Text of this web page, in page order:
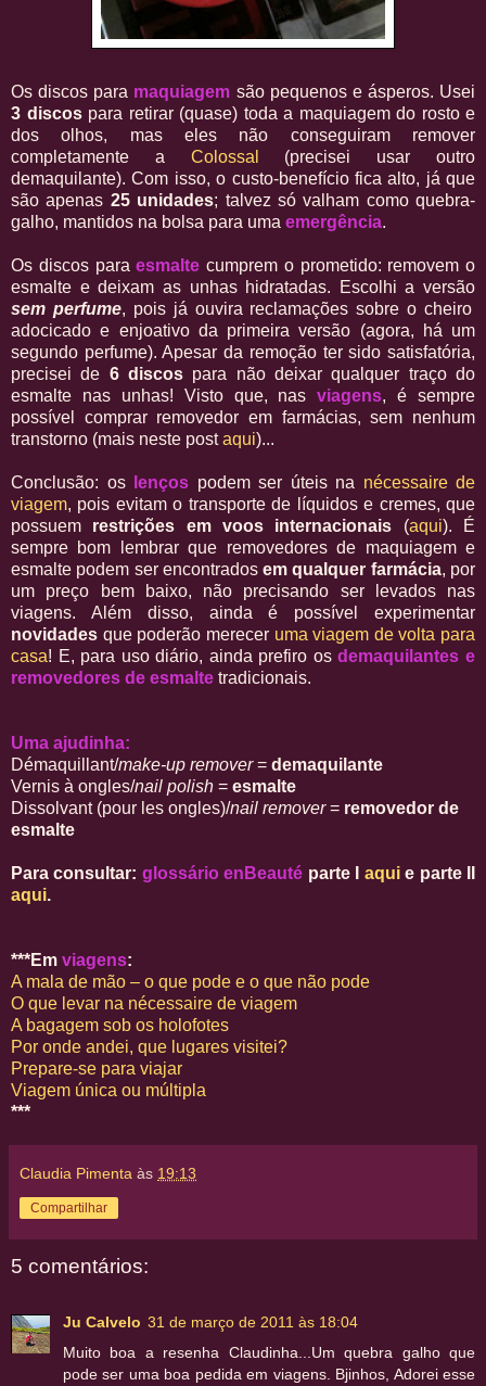
Os discos para maquiagem são pequenos e ásperos. Usei
3 discos para retirar (quase) toda a maquiagem do rosto e
dos olhos, mas eles não conseguiram remover
completamente a Colossal
(precisei usar outro
demaquilante). Com isso, o custo-benefício fica alto, já que
são apenas 25 unidades; talvez só valham como quebra-
galho, mantidos na bolsa para uma emergência.
Os discos paraesmalte cumprem o prometido: removem o
esmalte e deixam as unhas hidratadas. Escolhi a versão
sem perfume, pois já ouvira reclamações sobre o cheiro
adocicado e enjoativo da primeira versão (agora, há um
segundo perfume). Apesar da remoção ter sido satisfatória,
precisei de 6 discos para não deixar qualquer traço do
esmalte nas unhas! Visto que, nasviagens, é sempre
possível comprar removedor em farmácias, sem nenhum
transtorno (mais neste postaqui)...
Conclusão: os lenços podem ser úteis na nécessaire de
viagem, pois evitam o transporte de líquidos e cremes, que
possuem restrições em voos internacionais (aqui). É
sempre bom lembrar que removedores de maquiagem e
esmalte podem ser encontradosem qualquer farmácia, por
um preço bem baixo, não precisando ser levados nas
viagens. Além disso, ainda é possível experimentar
novidades que poderão merecer uma viagem de volta para
casa! E, para uso diário, ainda prefiro osdemaquilantes e
removedores de esmalte tradicionais.
Uma ajudinha:
Démaquillant/make-up remover= demaquilante
Vernis à ongles/nail polish = esmalte
Dissolvant (pour les ongles)/nail remover= removedor de
esmalte
Para consultar: glossário enBeauté parte I aquie parte II
aqui.
***Em viagens:
A mala de mão – o que pode e o que não pode
O que levar na nécessaire de viagem
A bagagem sob os holofotes
Por onde andei, que lugares visitei?
Prepare-se para viajar
Viagem única ou múltipla
***
Claudia Pimenta às 19:13
Compartilhar
5 comentários:
Ju Calvelo 31 de março de 2011 às 18:04
Muito boa a resenha Claudinha...Um quebra galho que
pode ser uma boa pedida em viagens. Bjinhos, Adorei esse